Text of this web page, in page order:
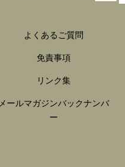
よくあるご質問
免責事項
リンク集
メールマガジンバックナンバ
ー